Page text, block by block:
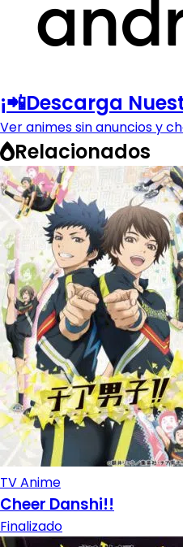
¡📲Descarga
Ver animes sin anuncios y
Relacionados
TV Anime
Cheer Danshi!!
Finalizado